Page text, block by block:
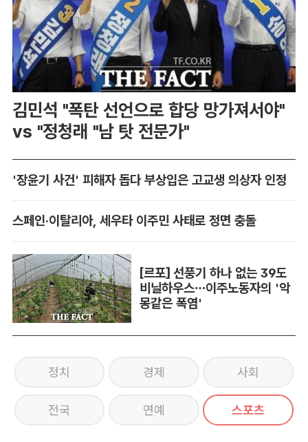
김민석 "폭탄 선언으로 합당 망가져서야"
vs "정청래 "남 탓 전문가"
'장윤기 사건' 피해자 돕다 부상입은 고교생 의상자 인정
스페인·이탈리아, 세우타 이주민 사태로 정면 충돌
[르포] 선풍기 하나 없는 39도
비닐하우스…이주노동자의 '악
몽같은 폭염'
정치 경제 사회
전국 연예 스포츠